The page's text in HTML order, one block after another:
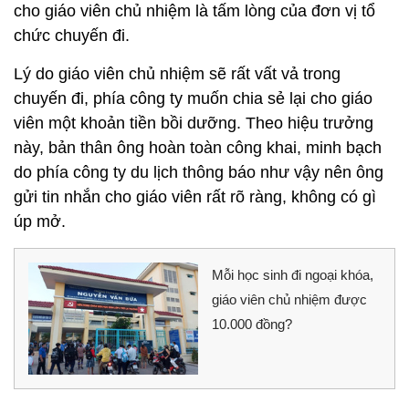
cho giáo viên chủ nhiệm là tấm lòng của đơn vị tổ
chức chuyến đi.
Lý do giáo viên chủ nhiệm sẽ rất vất vả trong
chuyến đi, phía công ty muốn chia sẻ lại cho giáo
viên một khoản tiền bồi dưỡng. Theo hiệu trưởng
này, bản thân ông hoàn toàn công khai, minh bạch
do phía công ty du lịch thông báo như vậy nên ông
gửi tin nhắn cho giáo viên rất rõ ràng, không có gì
úp mở.
Mỗi học sinh đi ngoại khóa,
giáo viên chủ nhiệm được
10.000 đồng?